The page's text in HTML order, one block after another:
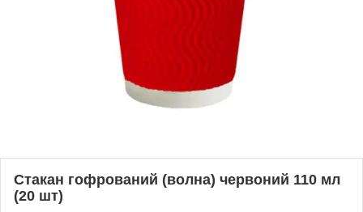
Стакан гофрований (волна) червоний 110 мл
(20 шт)